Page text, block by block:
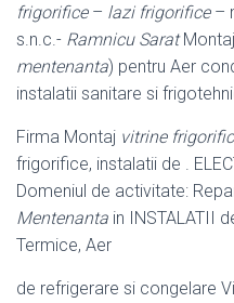
frigorifice– lazi frigorifice–
s.n.c.- Ramnicu Sarat
mentenanta) pentru Aer
instalatii sanitare si
Firma Montaj vitrine
frigorifice, instalatii de .
Domeniul de activitate:
Mentenanta in INSTALATII
Termice, Aer
de refrigerare si congelare